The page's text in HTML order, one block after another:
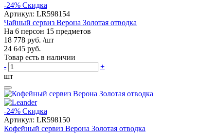
-24% Скидка
Артикул: LR598154
Чайный сервиз Верона Золотая отводка
На 6 персон 15 предметов
18 778 руб. /шт
24 645 руб.
Товар есть в наличии
-
+
шт
-24% Скидка
Артикул: LR598150
Кофейный сервиз Верона Золотая отводка